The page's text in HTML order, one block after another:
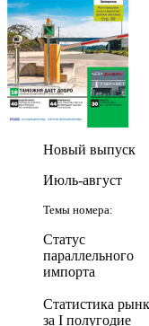
Новый выпуск
Июль-август
Темы номера:
Статус
параллельного
импорта
Статистика
за I полугодие